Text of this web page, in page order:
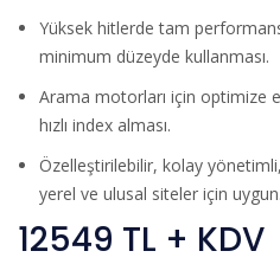
Yüksek hitlerde tam
minimum düzeyde kullanması.
Arama motorları için optimize
hızlı index alması.
Özelleştirilebilir, kolay
yerel ve ulusal siteler için uygun.
12549 TL + KDV